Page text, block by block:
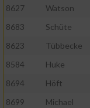
8627
Watson
8683
Schüte
8623
Tübbecke
8584
Huke
8694
Höft
8699
Michael